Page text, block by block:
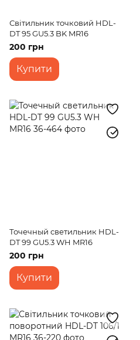
Світильник точковий HDL-
DT 95 GU5.3 BK MR16
200 грн
Купити
Точечный светильник HDL-
DT 99 GU5.3 WH MR16
200 грн
Купити